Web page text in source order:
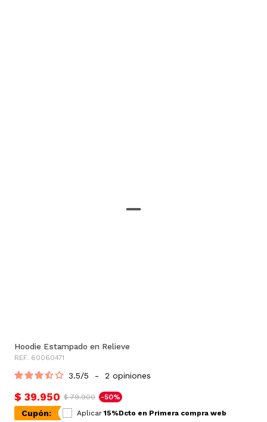
Hoodie Estampado en Relieve
REF. 60060471
3.5/5 - 2 opiniones
$ 39.950 $ 79.900 -50%
Cupón: Aplicar 15%Dcto en Primera compra web